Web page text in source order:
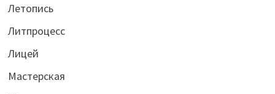
Летопись
Литпроцесс
Лицей
Мастерская